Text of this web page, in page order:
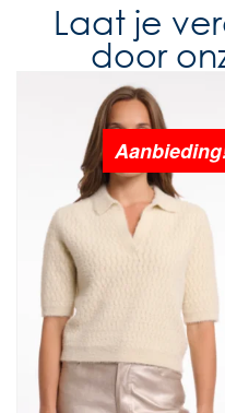
Laat je
door